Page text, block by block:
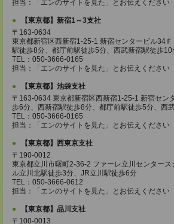
担当：「エンのサイトを見た」とお伝えください
【東京都】新宿1～3支社
〒163-0634
東京都新宿区西新宿1-25-1 新宿センタービル34
駅徒歩8分、都庁前駅徒歩5分、西武新宿駅徒歩10
TEL：050-3666-0165
担当：「エンのサイトを見た」とお伝えください
【東京都】池袋支社
〒163-0634 東京都新宿区西新宿1-25-1 新宿セ
歩6分、西新宿駅徒歩8分、都庁前駅徒歩5分、西
TEL：050-3666-0165
担当：「エンのサイトを見た」とお伝えください
【東京都】西東京支社
〒190-0012
東京都立川市曙町2-36-2 ファーレ立川センター
ル立川北駅徒歩3分、JR立川駅徒歩6分
TEL：050-3666-0612
担当：「エンのサイトを見た」とお伝えください
【東京都】品川支社
〒100-0013